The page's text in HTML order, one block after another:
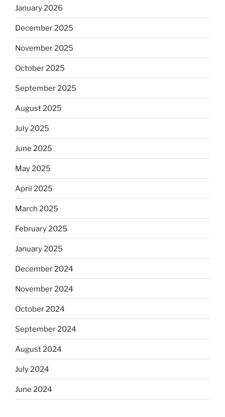
January 2026
December 2025
November 2025
October 2025
September 2025
August 2025
July 2025
June 2025
May 2025
April 2025
March 2025
February 2025
January 2025
December 2024
November 2024
October 2024
September 2024
August 2024
July 2024
June 2024